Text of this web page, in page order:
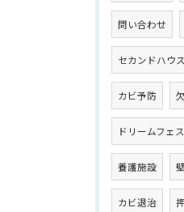
問い合わせ
セカンドハウス
カビ予防
ドリームフェ
養護施設
カビ退治